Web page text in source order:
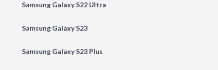
Samsung Galaxy S22 Ultra
Samsung Galaxy S23
Samsung Galaxy S23 Plus